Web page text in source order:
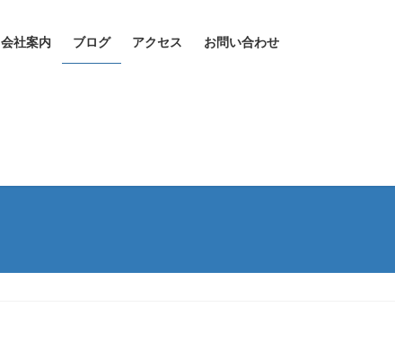
会社案内 ブログ アクセス お問い合わせ